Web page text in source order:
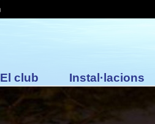
El club Instal·lacions